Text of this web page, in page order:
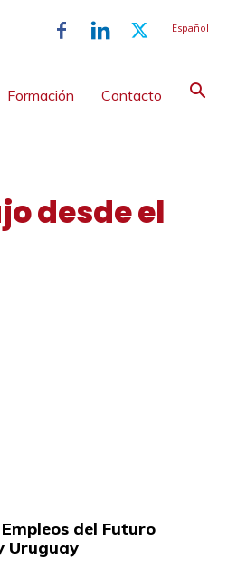
Español
Formación Contacto
desde el
del Futuro
Uruguay